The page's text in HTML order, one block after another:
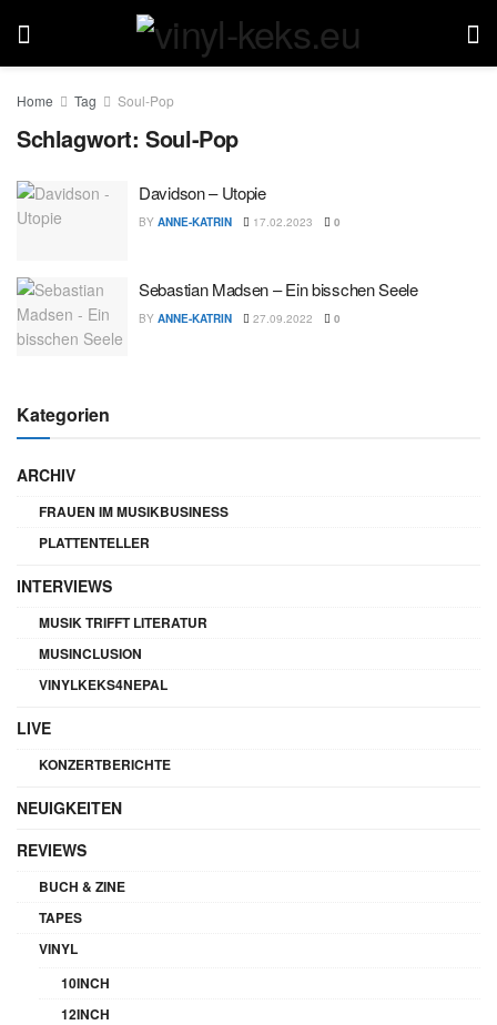
Home Tag Soul-Pop
Schlagwort:Soul-Pop
Davidson – Utopie
BY ANNE-KATRIN 17.02.2023 0
Sebastian Madsen – Ein bisschen Seele
BY ANNE-KATRIN 27.09.2022 0
Kategorien
ARCHIV
FRAUEN IM MUSIKBUSINESS
PLATTENTELLER
INTERVIEWS
MUSIK TRIFFT LITERATUR
MUSINCLUSION
VINYLKEKS4NEPAL
LIVE
KONZERTBERICHTE
NEUIGKEITEN
REVIEWS
BUCH & ZINE
TAPES
VINYL
10INCH
12INCH